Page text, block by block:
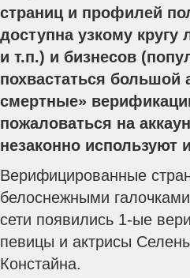
страниц и профилей
доступна узкому
и т.п.) и бизнесов
похвастаться большой
смертные»
пожаловаться на
незаконно используют
Верифицированные
белоснежными
сети появились 1-ые
певицы и актрисы
Констайна.